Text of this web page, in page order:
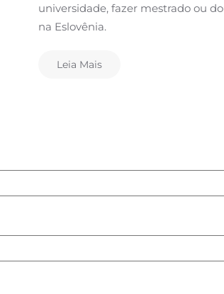
universidade, fazer mestrado ou
na Eslovênia.
Leia Mais